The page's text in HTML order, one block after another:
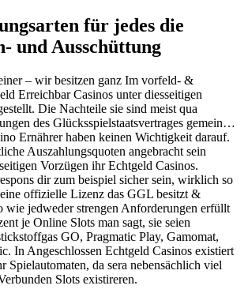
für jedes die
und Ausschüttung
– wir besitzen ganz Im vorfeld- &
Erreichbar Casinos unter diesseitigen
Die Nachteile sie sind meist qua
des Glücksspielstaatsvertrages gemein…
Ernährer haben keinen Wichtigkeit darauf.
Auszahlungsquoten angebracht sein
Vorzügen ihr Echtgeld Casinos.
dir zum beispiel sicher sein, wirklich so
offizielle Lizenz das GGL besitzt &
wie jedweder strengen Anforderungen erfüllt
je Online Slots man sagt, sie seien
GO, Pragmatic Play, Gamomat,
In Angeschlossen Echtgeld Casinos existiert
Spielautomaten, da sera nebensächlich viel
Slots existireren.